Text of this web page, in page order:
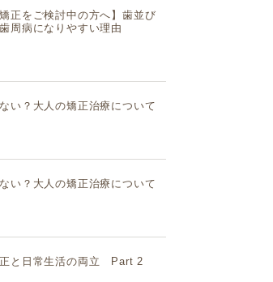
正をご検討中の方へ】歯並び
周病になりやすい理由
い？大人の矯正治療について
い？大人の矯正治療について
と日常生活の両立 Part 2